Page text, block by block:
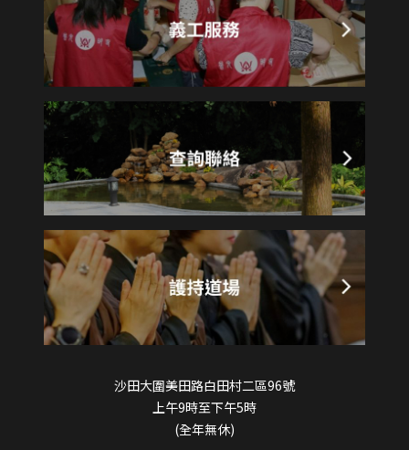
沙田大圍美田路白田村二區96號
上午9時至下午5時
(全年無休)